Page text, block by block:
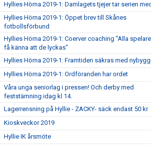
Hyllies Hörna 2019-1: Damlagets tjejer tar serien
Hyllies Hörna 2019-1: Öppet brev till Skånes
fotbollsförbund
Hyllies Hörna 2019-1: Coerver coaching "Alla
få känna att de lyckas"
Hyllies Hörna 2019-1: Framtiden säkras med
Hyllies Hörna 2019-1: Ordföranden har ordet
Våra unga seniorlag i pressen! Och derby med
feststämning idag kl 14.
Lagerrensning på Hyllie - ZACKY- säck endast 50 kr
Kioskveckor 2019
Hyllie IK årsmöte